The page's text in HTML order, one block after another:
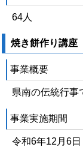
64人
焼き餅作り講座
事業概要
県南の伝統行事
事業実施期間
令和6年12月6日